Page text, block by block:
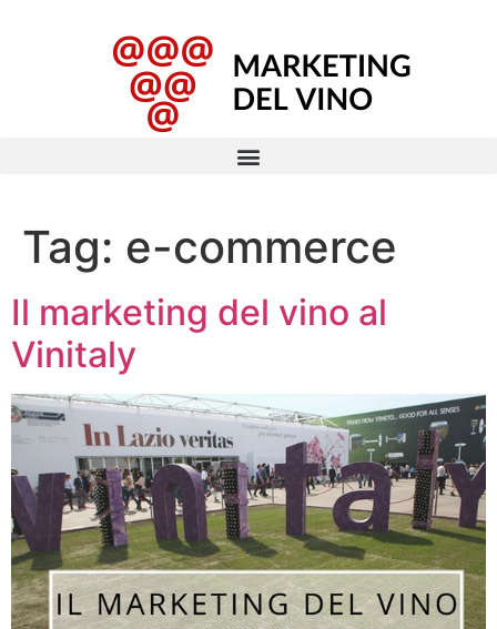
Tag: e-commerce
Il marketing del vino al
Vinitaly